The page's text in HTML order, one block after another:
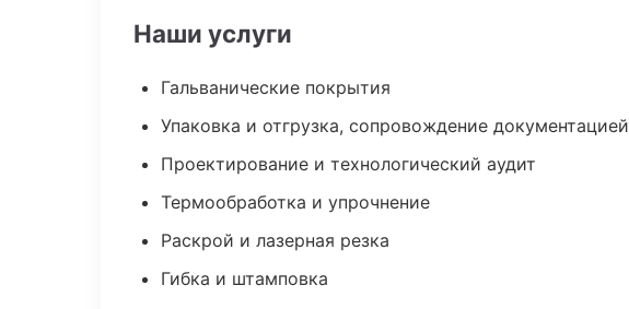
Наши услуги
Гальванические покрытия
Упаковка и отгрузка, сопровождение документацией
Проектирование и технологический аудит
Термообработка и упрочнение
Раскрой и лазерная резка
Гибка и штамповка